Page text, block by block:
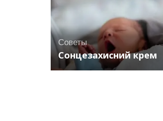
Советы
Сонцезахисний крем